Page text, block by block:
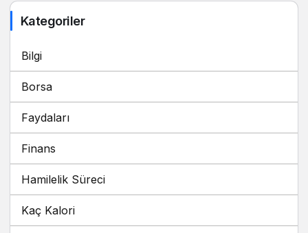
Kategoriler
Bilgi
Borsa
Faydaları
Finans
Hamilelik Süreci
Kaç Kalori